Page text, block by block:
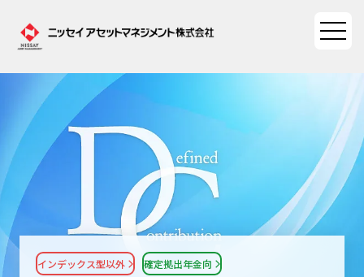
ファンド情報
ファンド検索
ファンド比較
マーケット情報TOP
マーケット指数
資産形成ポータル
資産形成ポータルTOP
サステナビリティ
インデックス型以外 確定拠出年金向